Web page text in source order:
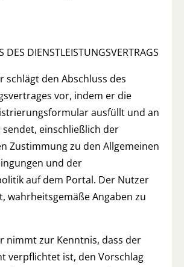
DES DIENSTLEISTUNGSVERTRAGS
schlägt den Abschluss des
vor, indem er die
ausfüllt und an
einschließlich der
Zustimmung zu den Allgemeinen
und der
auf dem Portal. Der Nutzer
wahrheitsgemäße Angaben zu
nimmt zur Kenntnis, dass der
verpflichtet ist, den Vorschlag